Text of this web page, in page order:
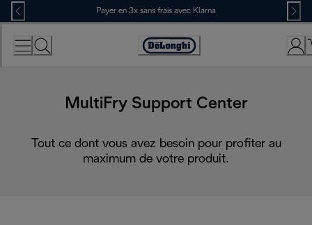
Skip
to
Content
Payer en 3x sans frais avec Klarna
Déclaration
MultiFry Support Center
Tout ce dont vous avez besoin pour profiter au
maximum de votre produit.